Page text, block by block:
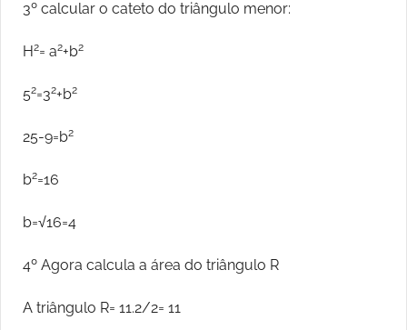
3º calcular o cateto do triângulo menor:
H2= a2+b2
52=32+b2
25-9=b2
b2=16
b=√16=4
4º Agora calcula a área do triângulo R
A triângulo R= 11.2/2= 11